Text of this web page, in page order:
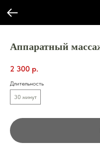
Аппаратный
2 300 р.
Длительность
30 минут